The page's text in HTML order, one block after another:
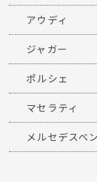
アウディ
ジャガー
ポルシェ
マセラティ
メルセデスベ